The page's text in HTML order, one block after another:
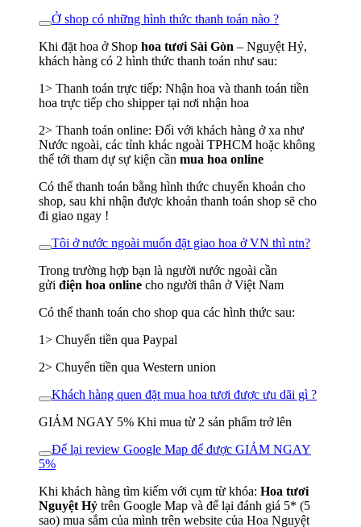
Ở shop có những hình thức thanh toán nào ?
Khi đặt hoa ở Shop hoa tươi Sài Gòn – Nguyệt Hỷ,
khách hàng có 2 hình thức thanh toán như sau:
1> Thanh toán trực tiếp: Nhận hoa và thanh toán tiền
hoa trực tiếp cho shipper tại nơi nhận hoa
2> Thanh toán online: Đối với khách hàng ở xa như
Nước ngoài, các tỉnh khác ngoài TPHCM hoặc không
thể tới tham dự sự kiện cần mua hoa online
Có thể thanh toán bằng hình thức chuyển khoản cho
shop, sau khi nhận được khoản thanh toán shop sẽ cho
đi giao ngay !
Tôi ở nước ngoài muốn đặt giao hoa ở VN thì ntn?
Trong trường hợp bạn là người nước ngoài cần
gửi điện hoa online cho người thân ở Việt Nam
Có thể thanh toán cho shop qua các hình thức sau:
1> Chuyển tiền qua Paypal
2> Chuyển tiền qua Western union
Khách hàng quen đặt mua hoa tươi được ưu dãi gì ?
GIẢM NGAY 5% Khi mua từ 2 sản phẩm trở lên
Để lại review Google Map để được GIẢM NGAY
5%
Khi khách hàng tìm kiếm với cụm từ khóa: Hoa tươi
Nguyệt Hỷ trên Google Map và để lại đánh giá 5* (5
sao) mua sắm của mình trên website của Hoa Nguyệt